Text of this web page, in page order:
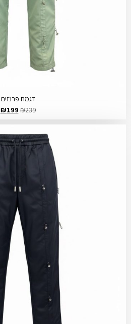
דגמח פרנזים
₪239
₪199